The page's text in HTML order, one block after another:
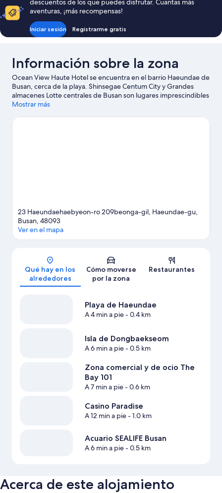
descuentos de los que puedes disfrutar. Cuantas más
aventuras, ¡más recompensas!
Iniciar sesión Registrarme gratis
Información sobre la zona
Ocean View Haute Hotel se encuentra en el barrio Haeundae de
Busan, cerca de la playa. Shinsegae Centum City y Grandes
almacenes Lotte centrales de Busan son lugares imprescindibles
para los amantes de las tiendas; añádelos a tu itinerario junto a
de Gwangalli. Acuario SEALIFE Busan y Lotte World Adventure
Mostrar más
23 Haeundaehaebyeon-ro 209beonga-gil, Haeundae-gu,
Busan, 48093
Ver en el mapa
Qué hay en los
alrededores
Cómo moverse
por la zona
Restaurantes
Playa de Haeundae
A 4 min a pie- 0.4 km
Isla de Dongbaekseom
A 6 min a pie- 0.5 km
Zona comercial y de ocio The
Bay 101
A 7 min a pie- 0.6 km
Casino Paradise
A 12 min a pie- 1.0 km
Acuario SEALIFE Busan
A 6 min a pie- 0.5 km
Acerca de este alojamiento